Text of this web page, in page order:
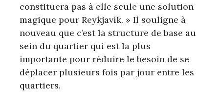
constituera pas à elle seule une solution
magique pour Reykjavík. » Il souligne à
nouveau que c’est la structure de base au
sein du quartier qui est la plus
importante pour réduire le besoin de se
déplacer plusieurs fois par jour entre les
quartiers.